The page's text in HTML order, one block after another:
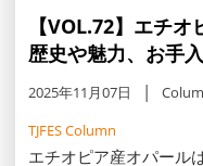
【VOL.72】エチ
歴史や魅力、お手
2025年11月07日
TJFES Column
エチオピア産オパール